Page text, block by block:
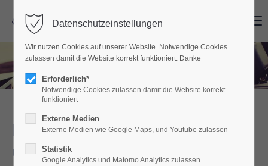
Mit dem Defender im Gelände
unterwegs- mit gutem Sound.
Datenschutzeinstellungen
Wir nutzen Cookies auf unserer Website. Notwendige Cookies
zulassen damit die Website korrekt funktioniert. Danke
Erforderlich*
Notwendige Cookies zulassen damit die Website korrekt
funktioniert
Externe Medien
Externe Medien wie Google Maps, und Youtube zulassen
Statistik
Google Analytics und Matomo Analytics zulassen